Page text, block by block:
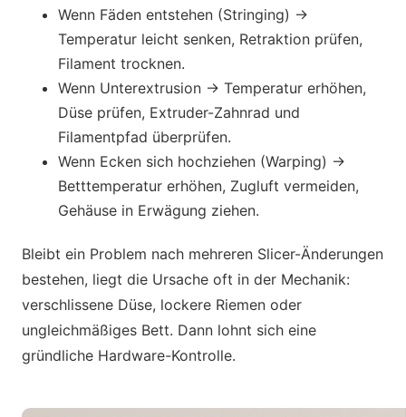
Wenn Fäden entstehen (Stringing) →
Temperatur leicht senken, Retraktion prüfen,
Filament trocknen.
Wenn Unterextrusion → Temperatur erhöhen,
Düse prüfen, Extruder-Zahnrad und
Filamentpfad überprüfen.
Wenn Ecken sich hochziehen (Warping) →
Betttemperatur erhöhen, Zugluft vermeiden,
Gehäuse in Erwägung ziehen.
Bleibt ein Problem nach mehreren Slicer-Änderungen
bestehen, liegt die Ursache oft in der Mechanik:
verschlissene Düse, lockere Riemen oder
ungleichmäßiges Bett. Dann lohnt sich eine
gründliche Hardware-Kontrolle.